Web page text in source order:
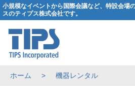
小規模なイベントから国際会議など、特設会場
スのティプス株式会社です。
ホーム 機器レンタル